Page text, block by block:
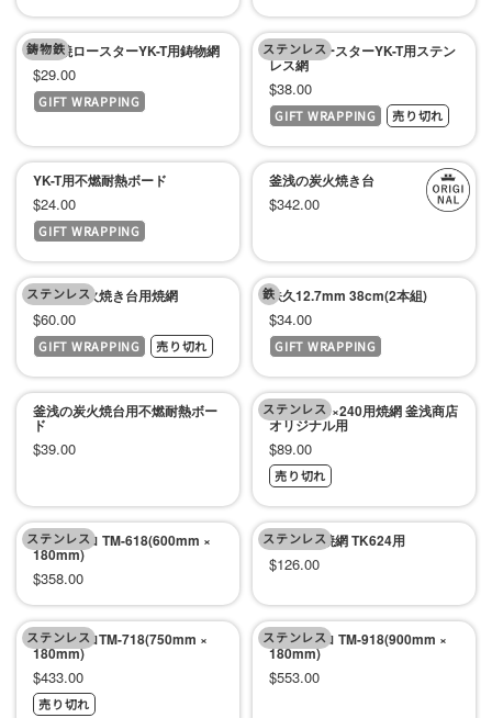
ル
価
格
ル
価
格
鋳物鉄
炭火焼ロースターYK-T用鋳物網
セ
ー
価
格
$29.00
GIFT WRAPPING
ステンレス
炭火焼ロースターYK-T用ステン
レス網
セ
ー
ル
価
格
$38.00
GIFT WRAPPING 売り切れ
YK-T用不燃耐熱ボード
セ
ー
ル
価
格
$24.00
GIFT WRAPPING
釜浅の炭火焼き台
セ
ル
価
格
$342.00
ステンレス
釜浅の炭火焼き台用焼網
セ
ー
ル
価
格
$60.00
GIFT WRAPPING 売り切れ
鉄鉄久12.7mm 38cm(2本組)
セ
ー
ル
価
格
$34.00
GIFT WRAPPING
釜浅の炭火焼台用不燃耐熱ボー
ド
セ
ル
価
格
$39.00
ステンレス
抗火石450×240用焼網 釜浅商店
オリジナル用
セ
ー
ル
価
格
$89.00
売り切れ
ステンレス
木炭コンロ TM-618(600mm ×
180mm)
セ
ー
ル
価
格
$358.00
ステンレス
抗火石用焼網 TK624用
セ
ル
価
格
$126.00
ステンレス
木炭コンロTM-718(750mm ×
180mm)
セ
ー
$433.00
売り切れ
ステンレス
木炭コンロ TM-918(900mm ×
180mm)
セ
$553.00